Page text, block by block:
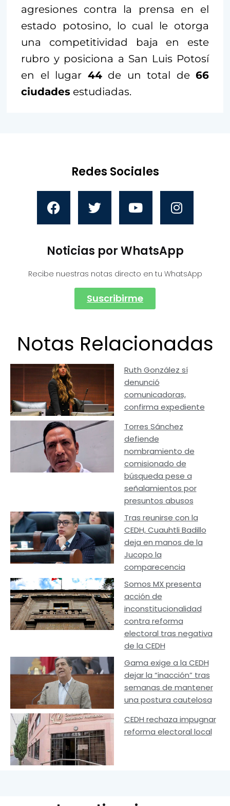
agresiones contra la prensa en el
estado potosino, lo cual le otorga
una competitividad baja en este
rubro y posiciona a San Luis Potosí
en el lugar 44de un total de 66
ciudades estudiadas.
Redes Sociales
Noticias por WhatsApp
Recibe nuestras notas directo en tu WhatsApp
Suscribirme
Notas Relacionadas
Ruth González sí
denunció
comunicadoras,
confirma expediente
Torres Sánchez
defiende
nombramiento de
comisionado de
búsqueda pese a
señalamientos por
presuntos abusos
Tras reunirse con la
CEDH, Cuauhtli Badillo
deja en manos de la
Jucopo la
comparecencia
Somos MX presenta
acción de
inconstitucionalidad
contra reforma
electoral tras negativa
de la CEDH
Gama exige a la CEDH
dejar la “inacción” tras
semanas de mantener
una postura cautelosa
CEDH rechaza impugnar
reforma electoral local